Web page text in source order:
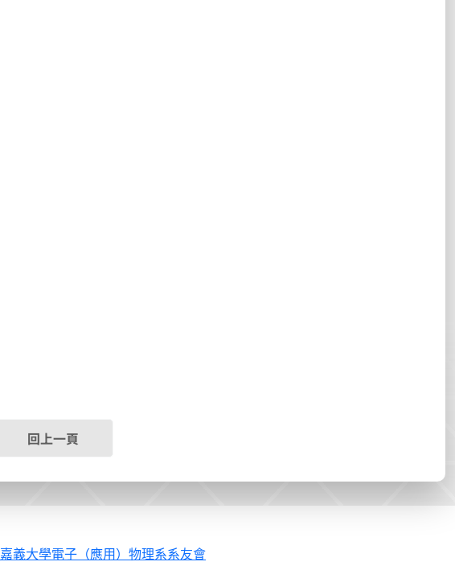
回上一頁
嘉義大學電子（應用）物理系系友會